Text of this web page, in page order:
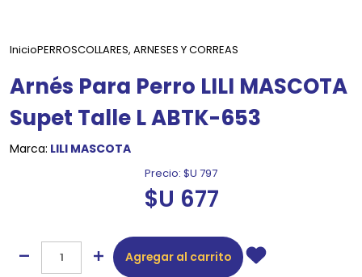
InicioPERROSCOLLARES, ARNESES Y CORREAS
Arnés Para Perro LILI MASCOTA
Supet Talle L ABTK-653
Marca: LILI MASCOTA
Precio: $U 797
$U 677
Agregar al carrito